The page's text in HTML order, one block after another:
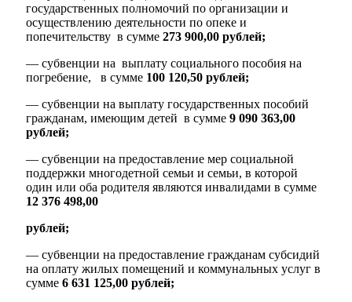
государственных полномочий по организации и
осуществлению деятельности по опеке и
попечительству в сумме 273 900,00 рублей;
— субвенции на выплату социального пособия на
погребение, в сумме 100 120,50 рублей;
— субвенции на выплату государственных пособий
гражданам, имеющим детей в сумме 9 090 363,00
рублей;
— субвенции на предоставление мер социальной
поддержки многодетной семьи и семьи, в которой
один или оба родителя являются инвалидами в сумме
12 376 498,00
рублей;
— субвенции на предоставление гражданам субсидий
на оплату жилых помещений и коммунальных услуг в
сумме 6 631 125,00 рублей;
Об округе